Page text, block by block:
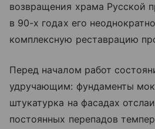
возвращения храма Русской
в 90-х годах его
комплексную реставрацию
Перед началом работ
удручающим: фундаменты
штукатурка на фасадах
постоянных перепадов